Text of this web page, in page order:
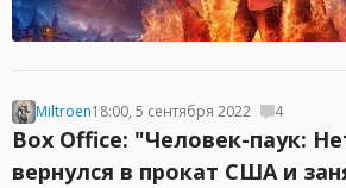
Miltroen18:00, 5 сентября 2022 4
Box Office: "Человек-паук:
вернулся в прокат США и